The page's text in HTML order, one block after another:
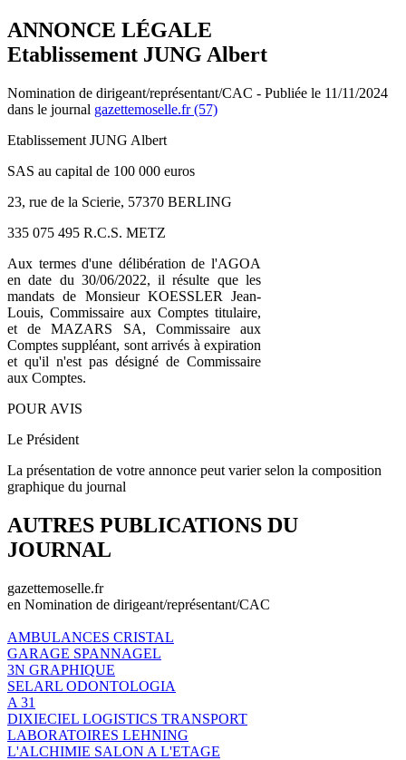
ANNONCE LÉGALE
Etablissement JUNG Albert
Nomination de dirigeant/représentant/CAC - Publiée le 11/11/2024
dans le journal gazettemoselle.fr (57)
Etablissement JUNG Albert
SAS au capital de 100 000 euros
23, rue de la Scierie, 57370 BERLING
335 075 495 R.C.S. METZ
Aux termes d'une délibération de l'AGOA
en date du 30/06/2022, il résulte que les
mandats de Monsieur KOESSLER Jean-
Louis, Commissaire aux Comptes titulaire,
et de MAZARS SA, Commissaire aux
Comptes suppléant, sont arrivés à expiration
et qu'il n'est pas désigné de Commissaire
aux Comptes.
POUR AVIS
Le Président
La présentation de votre annonce peut varier selon la composition
graphique du journal
AUTRES PUBLICATIONS DU
JOURNAL
gazettemoselle.fr
en Nomination de dirigeant/représentant/CAC
AMBULANCES CRISTAL
GARAGE SPANNAGEL
3N GRAPHIQUE
SELARL ODONTOLOGIA
A 31
DIXIECIEL LOGISTICS TRANSPORT
LABORATOIRES LEHNING
L'ALCHIMIE SALON A L'ETAGE